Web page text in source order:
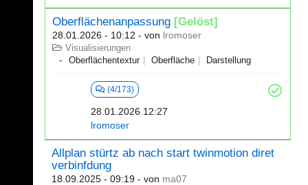
Oberflächenanpassung [Gelöst]
28.01.2026 - 10:12 - von lromoser
Visualisierungen
Oberflächentextur
Oberfläche Darstellung
(4/173)
28.01.2026 12:27
lromoser
Allplan stürtz ab nach start twinmotion diret
verbinfdung
18.09.2025 - 09:19 - von ma07